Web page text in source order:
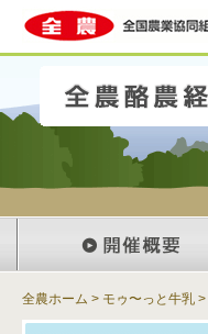
全農ホーム > モゥ〜っと牛乳 >